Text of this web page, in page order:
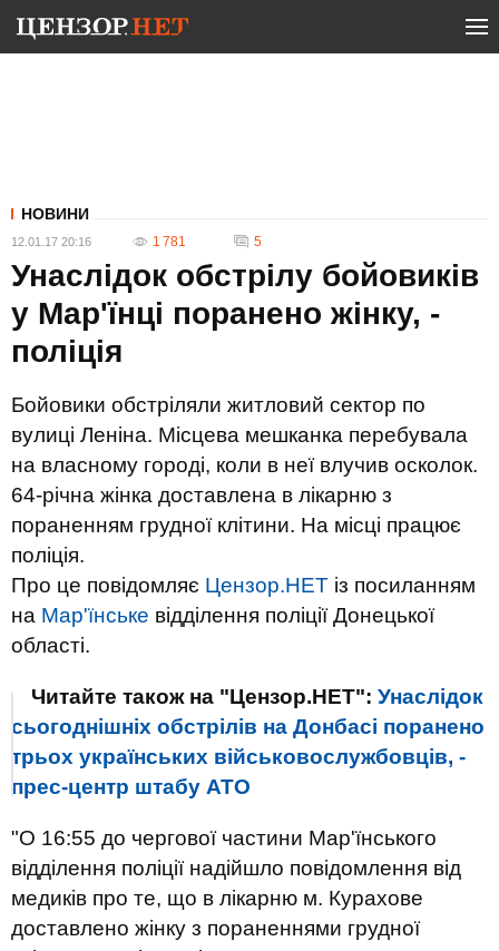
НОВИНИ
12.01.17 20:16 1 781 5
Унаслідок обстрілу бойовиків
у Мар'їнці поранено жінку, -
поліція
Бойовики обстріляли житловий сектор по
вулиці Леніна. Місцева мешканка перебувала
на власному городі, коли в неї влучив осколок.
64-річна жінка доставлена в лікарню з
пораненням грудної клітини. На місці працює
поліція.
Про це повідомляє Цензор.НЕТ із посиланням
на Мар'їнське відділення поліції Донецької
області.
Читайте також на "Цензор.НЕТ": Унаслідок
сьогоднішніх обстрілів на Донбасі поранено
трьох українських військовослужбовців, -
прес-центр штабу АТО
"О 16:55 до чергової частини Мар'їнського
відділення поліції надійшло повідомлення від
медиків про те, що в лікарню м. Курахове
доставлено жінку з пораненнями грудної